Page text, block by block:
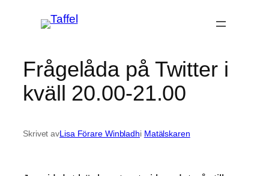
Frågelåda på Twitter i
kväll 20.00-21.00
Skrivet avLisa Förare Winbladhi Matälskaren